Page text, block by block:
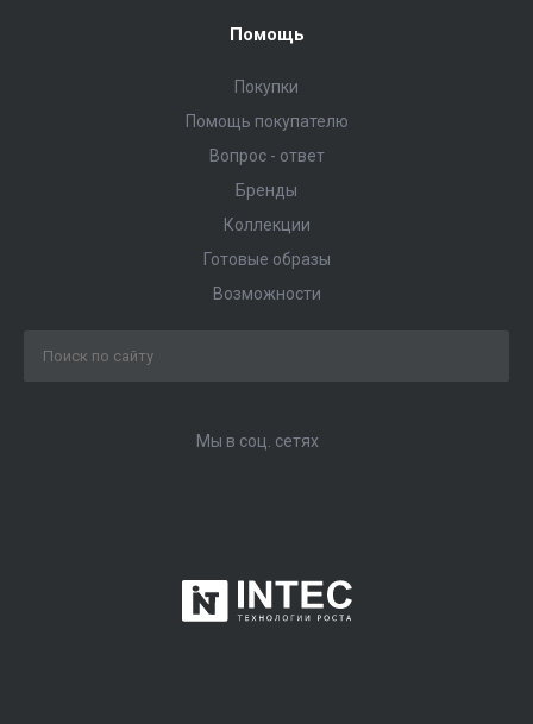
Помощь
Покупки
Помощь покупателю
Вопрос - ответ
Бренды
Коллекции
Готовые образы
Возможности
Мы в соц. сетях